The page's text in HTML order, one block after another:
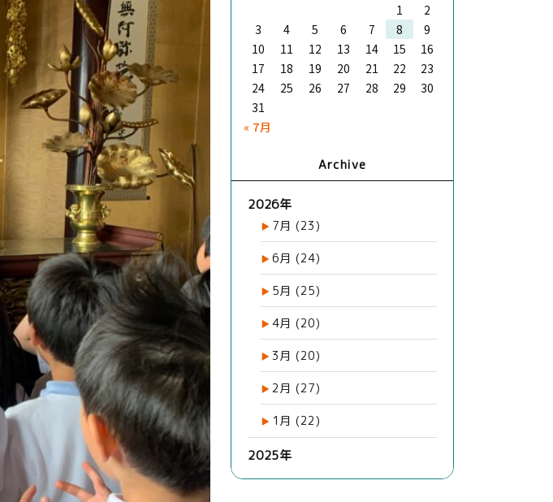
« 7月
1
2
3
4 5 6 7 8
9
10
11 12 13 14 15
16
17
18 19 20 21 22
23
24
25 26 27 28 29
30
31
Archive
2026年
7月 (23)
6月 (24)
5月 (25)
4月 (20)
3月 (20)
2月 (27)
1月 (22)
2025年